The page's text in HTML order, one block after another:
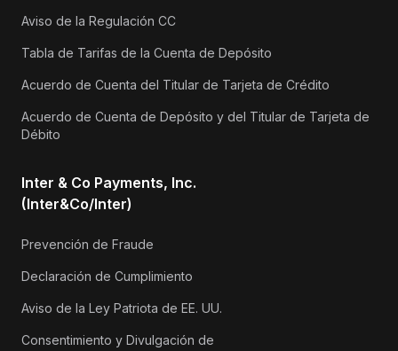
Aviso de la Regulación CC
Tabla de Tarifas de la Cuenta de Depósito
Acuerdo de Cuenta del Titular de Tarjeta de Crédito
Acuerdo de Cuenta de Depósito y del Titular de Tarjeta de
Débito
Inter & Co Payments, Inc.
(Inter&Co/Inter)
Prevención de Fraude
Declaración de Cumplimiento
Aviso de la Ley Patriota de EE. UU.
Consentimiento y Divulgación de